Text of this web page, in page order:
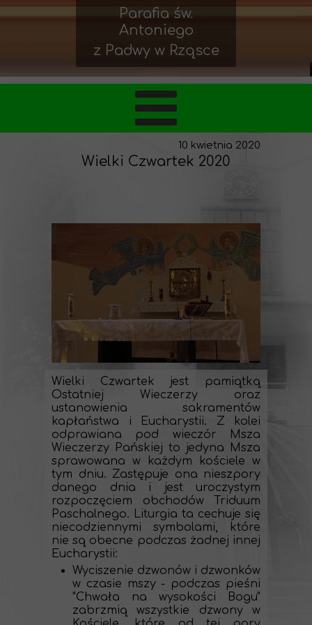
10 kwietnia 2020
Wielki Czwartek 2020
Parafia św.
Antoniego
z Padwy w Rząsce
Wielki Czwartek jest pamiątką
Ostatniej Wieczerzy oraz
ustanowienia sakramentów
kapłaństwa i Eucharystii. Z kolei
odprawiana pod wieczór Msza
Wieczerzy Pańskiej to jedyna Msza
sprawowana w każdym kościele w
tym dniu. Zastępuje ona nieszpory
danego dnia i jest uroczystym
rozpoczęciem obchodów Triduum
Paschalnego. Liturgia ta cechuje się
niecodziennymi symbolami, które
nie są obecne podczas żadnej innej
Eucharystii:
Wyciszenie dzwonów i dzwonków
w czasie mszy- podczas pieśni
"Chwała na wysokości Bogu"
zabrzmią wszystkie dzwony w